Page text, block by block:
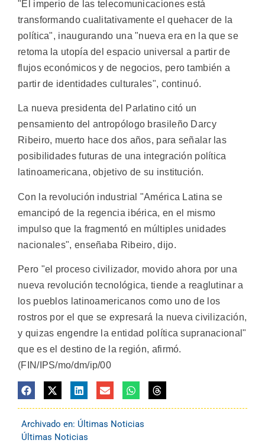
"El imperio de las telecomunicaciones está
transformando cualitativamente el quehacer de la
política", inaugurando una "nueva era en la que se
retoma la utopía del espacio universal a partir de
flujos económicos y de negocios, pero también a
partir de identidades culturales", continuó.
La nueva presidenta del Parlatino citó un
pensamiento del antropólogo brasileño Darcy
Ribeiro, muerto hace dos años, para señalar las
posibilidades futuras de una integración política
latinoamericana, objetivo de su institución.
Con la revolución industrial "América Latina se
emancipó de la regencia ibérica, en el mismo
impulso que la fragmentó en múltiples unidades
nacionales", enseñaba Ribeiro, dijo.
Pero "el proceso civilizador, movido ahora por una
nueva revolución tecnológica, tiende a reaglutinar a
los pueblos latinoamericanos como uno de los
rostros por el que se expresará la nueva civilización,
y quizas engendre la entidad política supranacional"
que es el destino de la región, afirmó.
(FIN/IPS/mo/dm/ip/00
Archivado en: Últimas Noticias
Últimas Noticias